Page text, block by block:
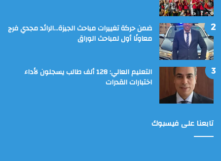
ضمن حركة تغييرات مباحث الجيزة…الرائد مجدي فرج
معاونًا أول لمباحث الوراق
التعليم العالي: 128 ألف طالب يسجلون لأداء
اختبارات القدرات
تابعنا على فيسبوك